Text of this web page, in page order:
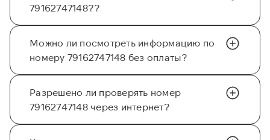
79162747148??
Можно ли посмотреть информацию по
номеру 79162747148 без оплаты?
Разрешено ли проверять номер
79162747148 через интернет?